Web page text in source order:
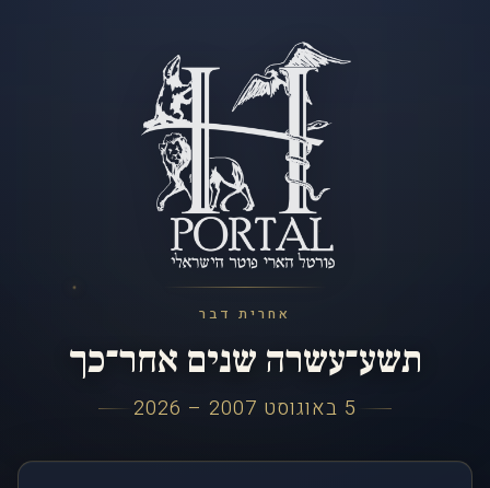
אחרית דבר
תשע־עשרה שנים אחר־כך
5 באוגוסט 2007 – 2026